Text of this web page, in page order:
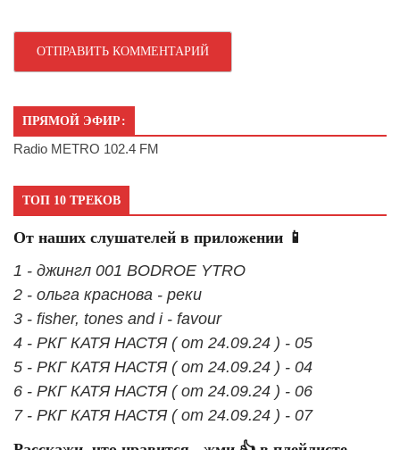
ПРЯМОЙ ЭФИР:
Radio METRO 102.4 FM
ТОП 10 ТРЕКОВ
От наших слушателей в приложении 📱
1 - джингл 001 BODROE YTRO
2 - ольга краснова - реки
3 - fisher, tones and i - favour
4 - РКГ КАТЯ НАСТЯ ( от 24.09.24 ) - 05
5 - РКГ КАТЯ НАСТЯ ( от 24.09.24 ) - 04
6 - РКГ КАТЯ НАСТЯ ( от 24.09.24 ) - 06
7 - РКГ КАТЯ НАСТЯ ( от 24.09.24 ) - 07